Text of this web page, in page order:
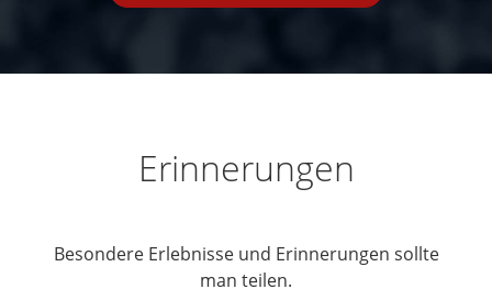
Erinnerungen
Besondere Erlebnisse und Erinnerungen sollte
man teilen.